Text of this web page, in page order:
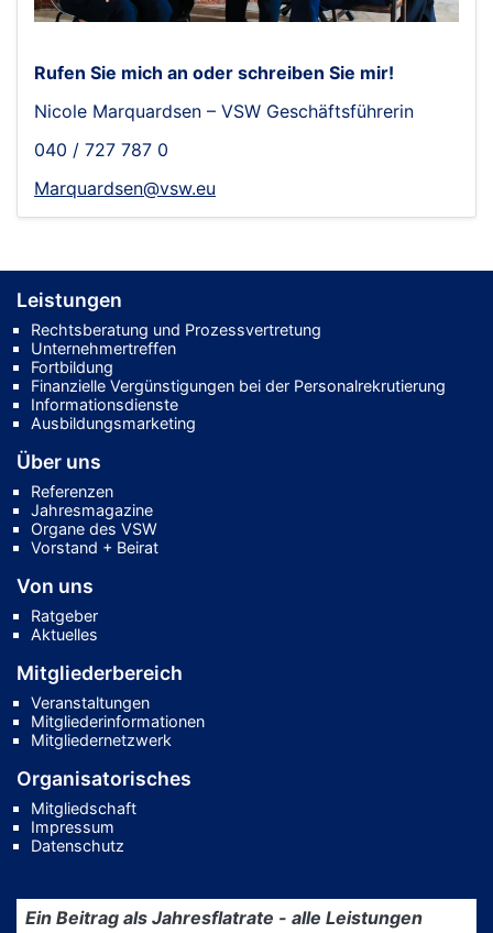
Rufen Sie mich an oder schreiben Sie mir!
Nicole Marquardsen – VSW Geschäftsführerin
040 / 727 787 0
Marquardsen@vsw.eu
Leistungen
Rechtsberatung und Prozessvertretung
Unternehmertreffen
Fortbildung
Finanzielle Vergünstigungen bei der Personalrekrutierung
Informationsdienste
Ausbildungsmarketing
Über uns
Referenzen
Jahresmagazine
Organe des VSW
Vorstand + Beirat
Von uns
Ratgeber
Aktuelles
Mitgliederbereich
Veranstaltungen
Mitgliederinformationen
Mitgliedernetzwerk
Organisatorisches
Mitgliedschaft
Impressum
Datenschutz
Ein Beitrag als Jahresflatrate - alle Leistungen